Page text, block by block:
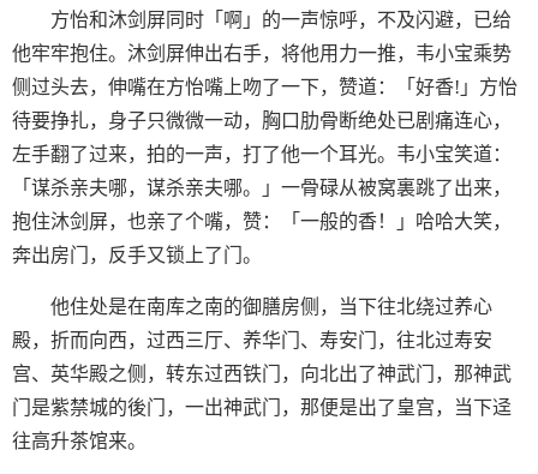
方怡和沐剑屏同时「啊」的一声惊呼，不及闪避，已给
他牢牢抱住。沐剑屏伸出右手，将他用力一推，韦小宝乘势
侧过头去，伸嘴在方怡嘴上吻了一下，赞道：「好香!」方怡
待要挣扎，身子只微微一动，胸口肋骨断绝处已剧痛连心，
左手翻了过来，拍的一声，打了他一个耳光。韦小宝笑道：
「谋杀亲夫哪，谋杀亲夫哪。」一骨碌从被窝裏跳了出来，
抱住沐剑屏，也亲了个嘴，赞：「一般的香！」哈哈大笑，
奔出房门，反手又锁上了门。
他住处是在南库之南的御膳房侧，当下往北绕过养心
殿，折而向西，过西三厅、养华门、寿安门，往北过寿安
宫、英华殿之侧，转东过西铁门，向北出了神武门，那神武
门是紫禁城的後门，一出神武门，那便是出了皇宫，当下迳
往高升茶馆来。